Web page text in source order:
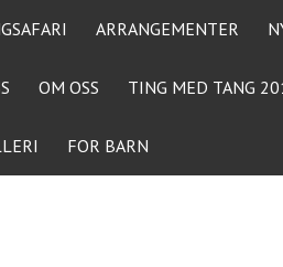
ARRANGEMENTER
OM OSS TING MED TANG
FOR BARN